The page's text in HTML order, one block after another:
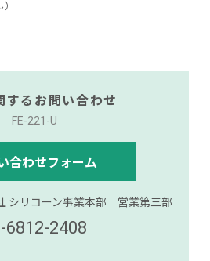
するお問い合わせ
FE-221-U
合わせフォーム
シリコーン事業本部 営業第三部
6812-2408